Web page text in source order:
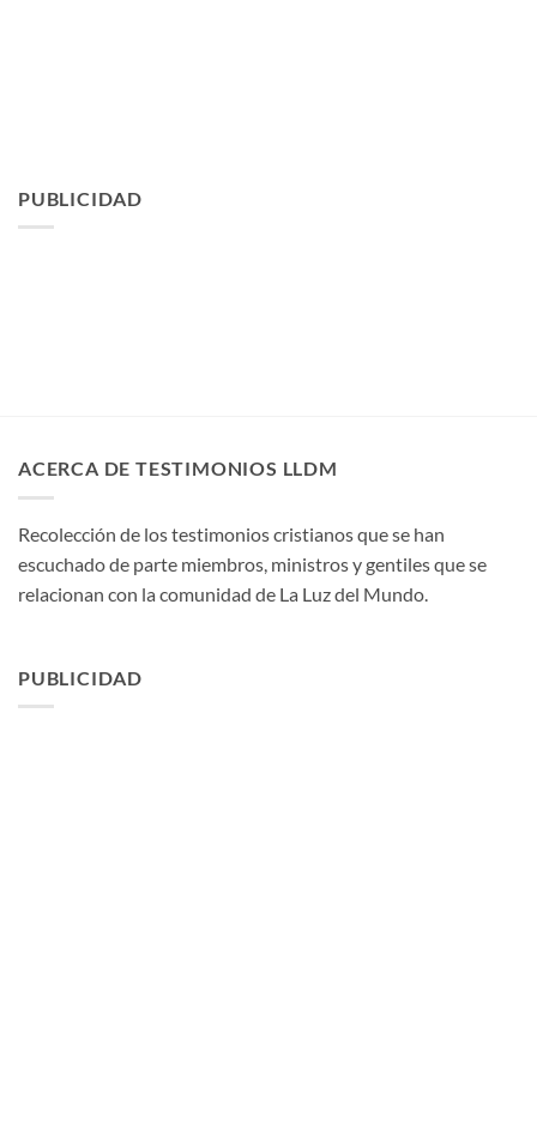
PUBLICIDAD
ACERCA DE TESTIMONIOS LLDM
Recolección de los testimonios cristianos que se han
escuchado de parte miembros, ministros y gentiles que se
relacionan con la comunidad de La Luz del Mundo.
PUBLICIDAD